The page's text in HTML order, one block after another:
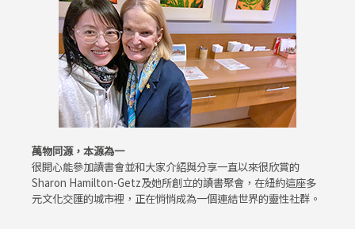
萬物同源，本源為一
很開心能參加讀書會並和大家介紹與分享一直以來很欣賞的
Sharon Hamilton-Getz及她所創立的讀書聚會，在紐約這座多
元文化交匯的城市裡，正在悄悄成為一個連結世界的靈性社群。